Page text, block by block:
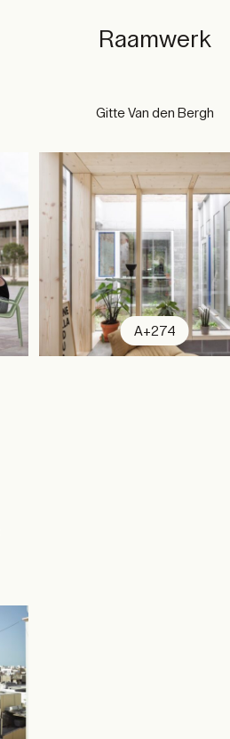
Raamwerk
Gitte Van den Bergh
A+274